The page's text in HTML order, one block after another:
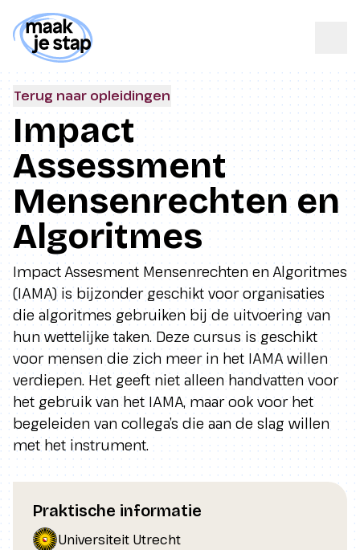
Terug naar opleidingen
Impact
Assessment
Mensenrechten en
Algoritmes
Impact Assesment Mensenrechten en Algoritmes
(IAMA) is bijzonder geschikt voor organisaties
die algoritmes gebruiken bij de uitvoering van
hun wettelijke taken. Deze cursus is geschikt
voor mensen die zich meer in het IAMA willen
verdiepen. Het geeft niet alleen handvatten voor
het gebruik van het IAMA, maar ook voor het
begeleiden van collega’s die aan de slag willen
met het instrument.
Praktische informatie
Universiteit Utrecht